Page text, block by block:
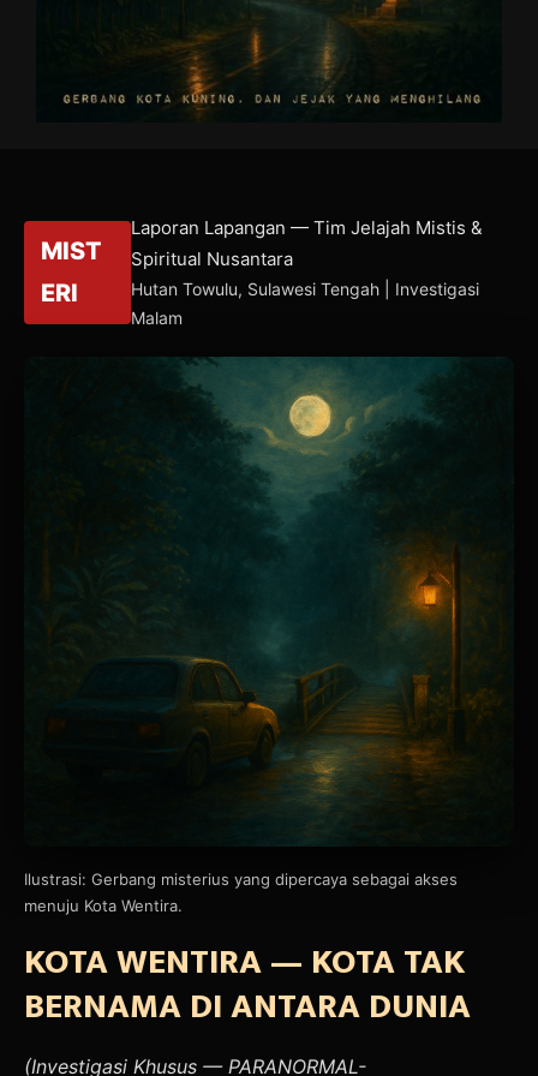
MIST
ERI
Laporan Lapangan — Tim Jelajah Mistis &
Spiritual Nusantara
Hutan Towulu, Sulawesi Tengah | Investigasi
Malam
Ilustrasi: Gerbang misterius yang dipercaya sebagai akses
menuju Kota Wentira.
KOTA WENTIRA — KOTA TAK
BERNAMA DI ANTARA DUNIA
(Investigasi Khusus — PARANORMAL-